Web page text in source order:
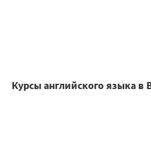
Курсы английского языка в